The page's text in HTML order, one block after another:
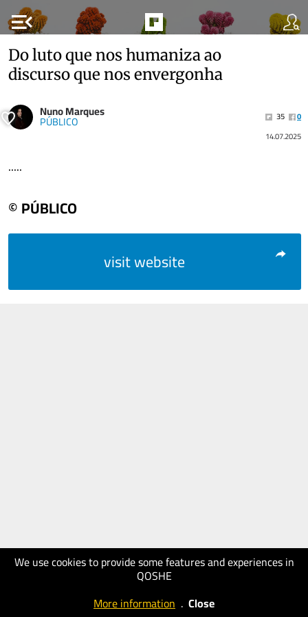
menu_open
We use cookies to provide some features and experiences in
QOSHE
More information . Close
Do luto que nos humaniza ao
discurso que nos envergonha
Nuno Marques
PÚBLICO 35
0
14.07.2025
.....
© PÚBLICO
visit website